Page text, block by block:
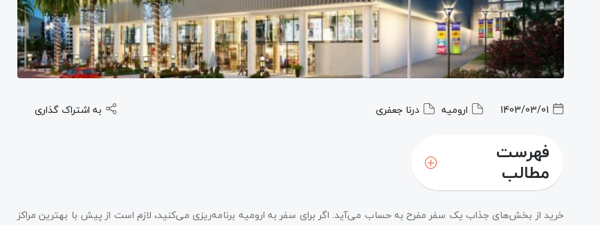
1403/03/01 ارومیه درنا جعفری به اشتراک گذاری
فهرست
مطالب
خرید از بخش‌های جذاب یک سفر مفرح به حساب می‌آید. اگر برای سفر به ارومیه برنامه‌ریزی می‌کنید، لازم است از پیش با بهترین مراکز